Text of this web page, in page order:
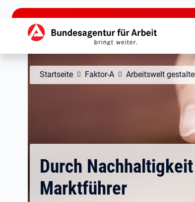
zu den Hauptinhalten springen
Hauptnavigation
Startseite Faktor-A Arbeitswelt
Durch
Marktführer